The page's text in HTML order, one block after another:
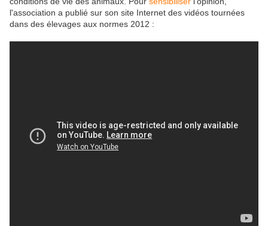
l'association a publié sur son site Internet des vidéos tournées
dans des élevages aux normes 2012 :